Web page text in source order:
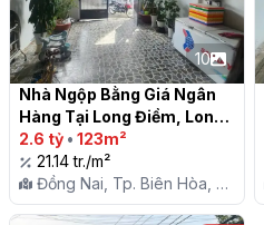
10
Nhà Ngộp Bằng Giá Ngân
Hàng Tại Long Điềm, Long
Hưng - Long Bình Tân Cũ,
Biên Hòa, Đồng Nai
2.6 tỷ • 123m²
21.14 tr./m²
Đồng Nai, Tp. Biên Hòa, P.
Long Bình Tân